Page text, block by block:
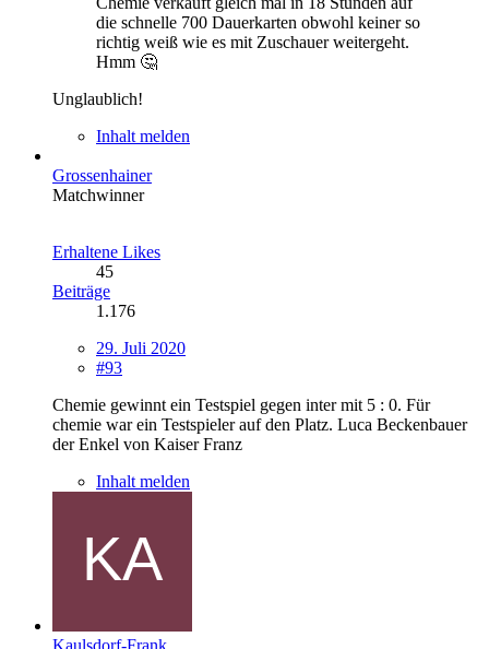
die schnelle 700 Dauerkarten obwohl keiner so
richtig weiß wie es mit Zuschauer weitergeht.
Hmm 🤔
Unglaublich!
Inhalt melden
Grossenhainer
Matchwinner
Erhaltene Likes
45
Beiträge
1.176
29. Juli 2020
#93
Chemie gewinnt ein Testspiel gegen inter mit 5 : 0. Für
chemie war ein Testspieler auf den Platz. Luca Beckenbauer
der Enkel von Kaiser Franz
Inhalt melden
Kaulsdorf-Frank